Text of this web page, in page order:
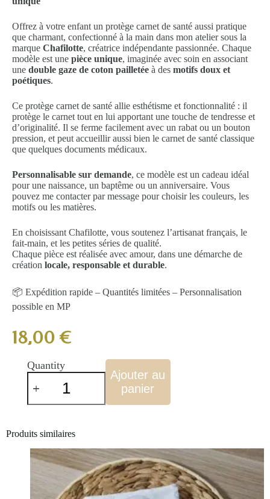
Offrez à votre enfant un protège carnet de santé aussi pratique
que charmant, confectionné à la main dans mon atelier sous la
marque Chafilotte, créatrice indépendante passionnée. Chaque
modèle est une pièce unique, imaginée avec soin en associant
une double gaze de coton pailletée à des motifs doux et
poétiques.
Ce protège carnet de santé allie esthétisme et fonctionnalité : il
protège le carnet tout en lui apportant une touche de tendresse et
d’originalité. Il se ferme facilement avec un rabat ou un bouton
pression, et peut accueillir aussi bien le carnet de santé classique
que quelques documents médicaux.
Personnalisable sur demande, ce modèle est un cadeau idéal
pour une naissance, un baptême ou un anniversaire. Vous
pouvez me contacter par message pour choisir les couleurs, les
motifs ou les matières.
En choisissant Chafilotte, vous soutenez l’artisanat français, le
fait-main, et les petites séries de qualité.
Chaque pièce est réalisée avec amour, dans une démarche de
création locale, responsable et durable.
📦 Expédition rapide – Quantités limitées – Personnalisation
possible en MP
18,00€
Quantity
Ajouter au
panier
Produits similaires